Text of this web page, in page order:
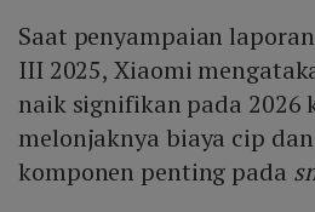
Saat penyampaian
III 2025, Xiaomi
naik signifikan pada 2026
melonjaknya biaya cip
komponen penting pada